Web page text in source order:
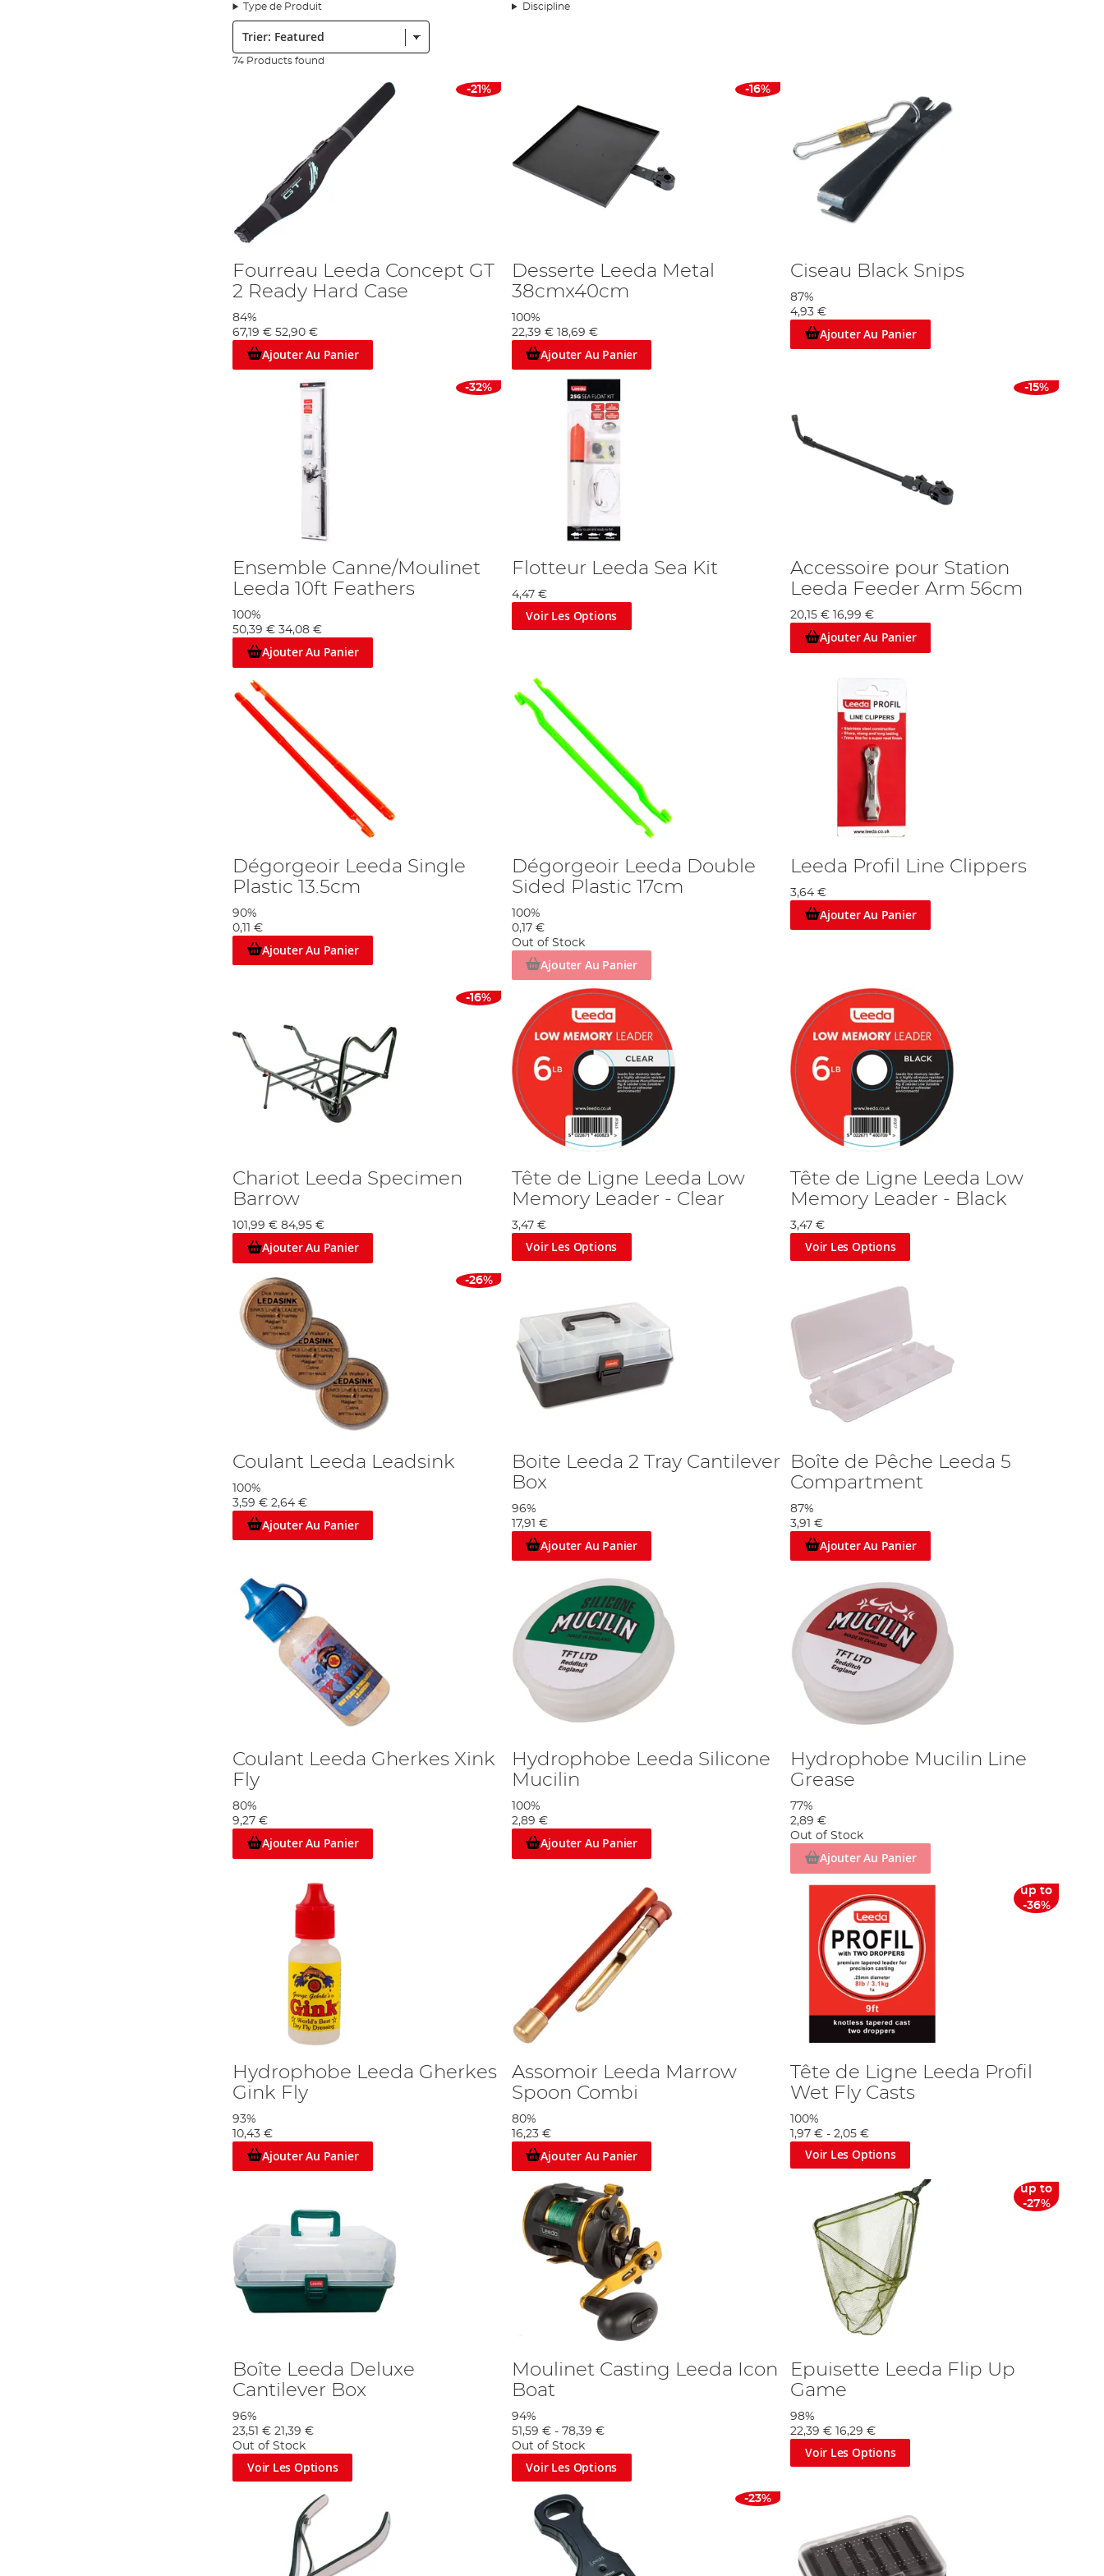
constitue le premier choix de nombreux pêcheurs débutants.
En 2016, Leeda a produit sa meilleure gamme de matériel de pêche. Leeda Concept a été conçu pour répondre à tous les besoins de la pêche, des débutants aux plus expérimentés. Il propose une gamme
de Leeda a établi une réputation pour ses produits de qualité à petit prix et ses cannes Leeda GT-X qui attirent l'attention. Que vous préfériez le modèle Waggle, Bomb ou Feeder,
tous sont à des prix incroyablement bas, ce qui signifie que les débutants peuvent se faire une idée de la canne qui leur convient le mieux sans se ruiner.
Leeda propose également la gamme Rogue, qui est principalement une marque avec la pêche à la carpe à l’esprit, avec des articles clés de matériel spécialisé tels que des produits de soin pour les
poissons et des cannes à pêche. Chaque produit Rogue est conçu avec la durabilité et la polyvalence en son cœur et son niveau de performance est incomparable, offrant aux pêcheurs de toutes
capacités un équipement sur lequel ils peuvent compter.
Enfin, la gamme Icon. Leeda a créé la gamme Icon pour répondre aux besoins des pêcheurs en mer. Ils fournissent d'étonnants
qui ont été très appréciés par les pêcheurs pour
leur souplesse d'action et leur rapidité de récupération, ce qui les rend très puissants pour leur faible prix. La gamme jouit d'une excellente réputation dans le monde de la pêche en mer et est très
appréciée en tant que marque de référence.
Angling Direct : Serious about your fishing…
Type de Produit Discipline
Trier:
74 Products found
-21%
Fourreau Leeda Concept GT
2 Ready Hard Case
84%
67,19 € 52,90 €
Ajouter Au Panier
-16%
Desserte Leeda Metal
38cmx40cm
100%
22,39 € 18,69 €
Ajouter Au Panier
Ciseau Black Snips
87%
4,93 €
Ajouter Au Panier
-32%
Ensemble Canne/Moulinet
Leeda 10ft Feathers
100%
50,39 € 34,08 €
Ajouter Au Panier
Flotteur Leeda Sea Kit
4,47 €
Voir Les Options
-15%
Accessoire pour Station
Leeda Feeder Arm 56cm
20,15 € 16,99 €
Ajouter Au Panier
Dégorgeoir Leeda Single
Plastic 13.5cm
90%
0,11 €
Ajouter Au Panier
Dégorgeoir Leeda Double
Sided Plastic 17cm
100%
0,17 €
Out of Stock
Ajouter Au Panier
Leeda Profil Line Clippers
3,64 €
Ajouter Au Panier
-16%
Chariot Leeda Specimen
Barrow
101,99 € 84,95 €
Ajouter Au Panier
Tête de Ligne Leeda Low
Memory Leader - Clear
3,47 €
Voir Les Options
Tête de Ligne Leeda Low
Memory Leader - Black
3,47 €
Voir Les Options
-26%
Coulant Leeda Leadsink
100%
3,59 € 2,64 €
Ajouter Au Panier
Boite Leeda 2 Tray Cantilever
Box
96%
17,91 €
Ajouter Au Panier
Boîte de Pêche Leeda 5
Compartment
87%
3,91 €
Ajouter Au Panier
Coulant Leeda Gherkes Xink
Fly
80%
9,27 €
Ajouter Au Panier
Hydrophobe Leeda Silicone
Mucilin
100%
2,89 €
Ajouter Au Panier
Hydrophobe Mucilin Line
Grease
77%
2,89 €
Out of Stock
Ajouter Au Panier
Hydrophobe Leeda Gherkes
Gink Fly
93%
10,43 €
Ajouter Au Panier
Assomoir Leeda Marrow
Spoon Combi
80%
16,23 €
Ajouter Au Panier
up to
-36%
Tête de Ligne Leeda Profil
Wet Fly Casts
100%
1,97 € -2,05 €
Voir Les Options
Boîte Leeda Deluxe
Cantilever Box
96%
23,51 € 21,39 €
Out of Stock
Voir Les Options
Moulinet Casting Leeda Icon
Boat
94%
51,59 €- 78,39 €
Out of Stock
Voir Les Options
up to
-27%
Epuisette Leeda Flip Up
Game
98%
22,39 €
16,29 €
Voir Les Options
-23%